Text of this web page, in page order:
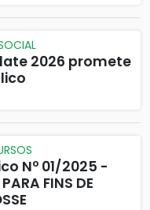
2026 promete
Nº 01/2025 -
FINS DE